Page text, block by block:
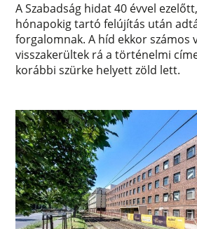
A Szabadság hidat 40 évvel
hónapokig tartó felújítás után
forgalomnak. A híd ekkor számos
visszakerültek rá a történelmi
korábbi szürke helyett zöld lett.